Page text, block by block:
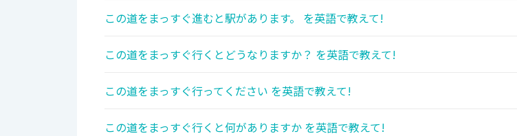
この道をまっすぐ進むと駅があります。 を英語で教えて!
この道をまっすぐ行くとどうなりますか？ を英語で教えて!
この道をまっすぐ行ってください を英語で教えて!
この道をまっすぐ行くと何がありますか を英語で教えて!